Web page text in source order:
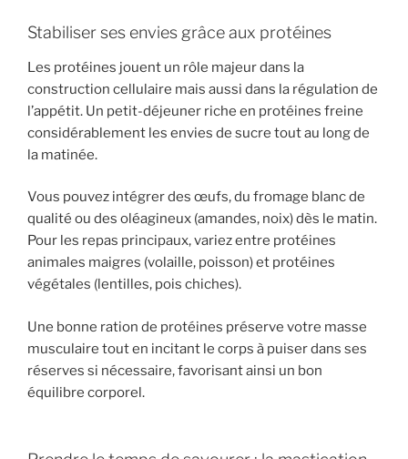
Stabiliser ses envies grâce aux protéines
Les protéines jouent un rôle majeur dans la
construction cellulaire mais aussi dans la régulation de
l’appétit. Un petit-déjeuner riche en protéines freine
considérablement les envies de sucre tout au long de
la matinée.
Vous pouvez intégrer des œufs, du fromage blanc de
qualité ou des oléagineux (amandes, noix) dès le matin.
Pour les repas principaux, variez entre protéines
animales maigres (volaille, poisson) et protéines
végétales (lentilles, pois chiches).
Une bonne ration de protéines préserve votre masse
musculaire tout en incitant le corps à puiser dans ses
réserves si nécessaire, favorisant ainsi un bon
équilibre corporel.